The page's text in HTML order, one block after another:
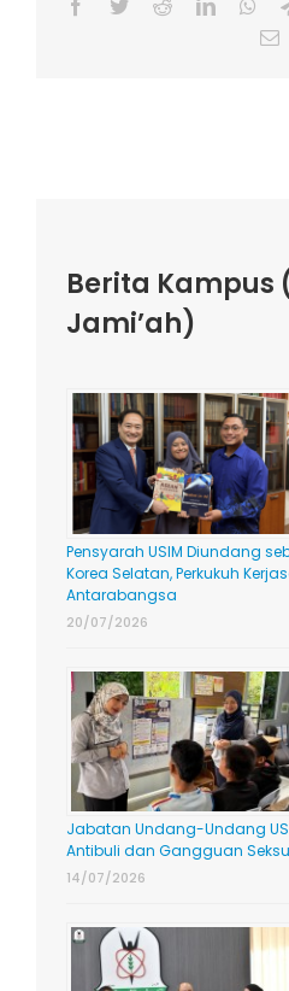
Facebook
TwitterRedditLinkedIn
Berita Kampus
Jami’ah)
Pensyarah USIM Diundang
Korea Selatan, Perkukuh
Antarabangsa
20/07/2026
Jabatan Undang-Undang
Antibuli dan Gangguan
14/07/2026